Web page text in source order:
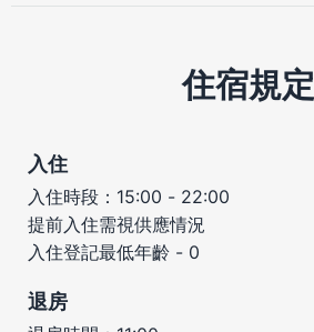
住宿規定
入住
入住時段：15:00 - 22:00
提前入住需視供應情況
入住登記最低年齡 - 0
退房